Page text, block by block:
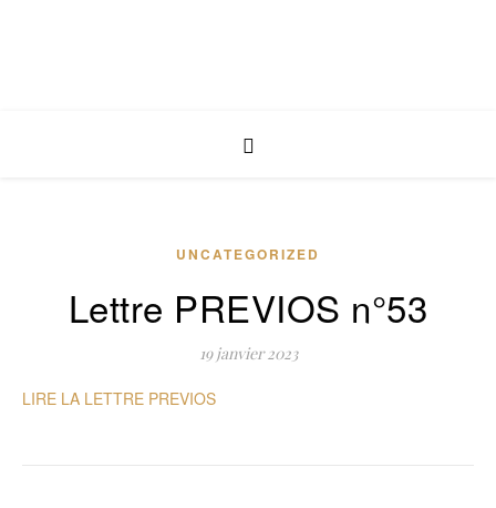
UNCATEGORIZED
Lettre PREVIOS n°53
19 janvier 2023
LIRE LA LETTRE PREVIOS